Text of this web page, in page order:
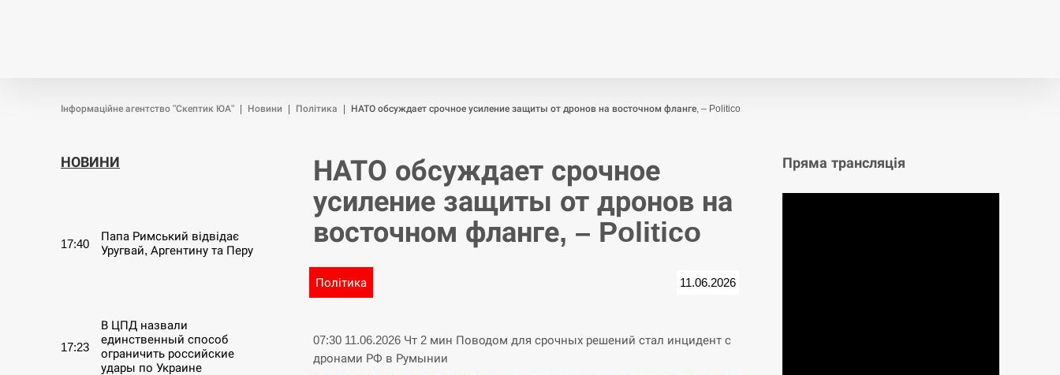
Інформаційне агентство "Скептик ЮА" Новини Політика НАТО обсуждает срочное усиление защиты от дронов на восточном фланге, – Politico
НОВИНИ
17:40
Папа Римський відвідає
Уругвай, Аргентину та Перу
17:23
В ЦПД назвали
единственный способ
ограничить российские
удары по Украине
НАТО обсуждает срочное
усиление защиты от дронов на
восточном фланге, – Politico
Політика 11.06.2026
07:30 11.06.2026 Чт 2 мин Поводом для срочных решений стал инцидент с
дронами РФ в Румынии
Пряма трансляція